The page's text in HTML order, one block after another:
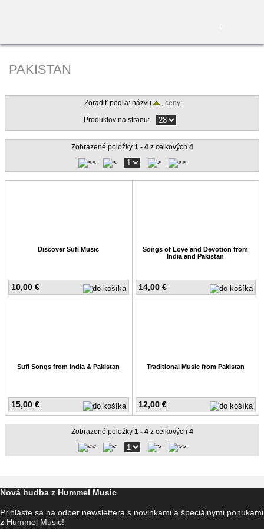
PAKISTAN
Zoradiť podľa: názvu , ceny
Produktov na stranu:
Zobrazené položky 1 - 4z celkových 4
10,00 €
Discover Sufi Music
14,00 €
Songs of Love and Devotion from
India and Pakistan
15,00 €
Sufi Songs from India & Pakistan
12,00 €
Traditional Music from Pakistan
Zobrazené položky 1 - 4z celkových 4
Nová hudba z Hummel Music
Prihláste sa na odber newslettera s novinkami a špeciálnymi ponukami
z Hummel Music!